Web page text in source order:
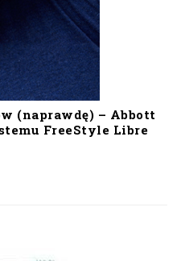
(naprawdę) – Abbott
FreeStyle Libre